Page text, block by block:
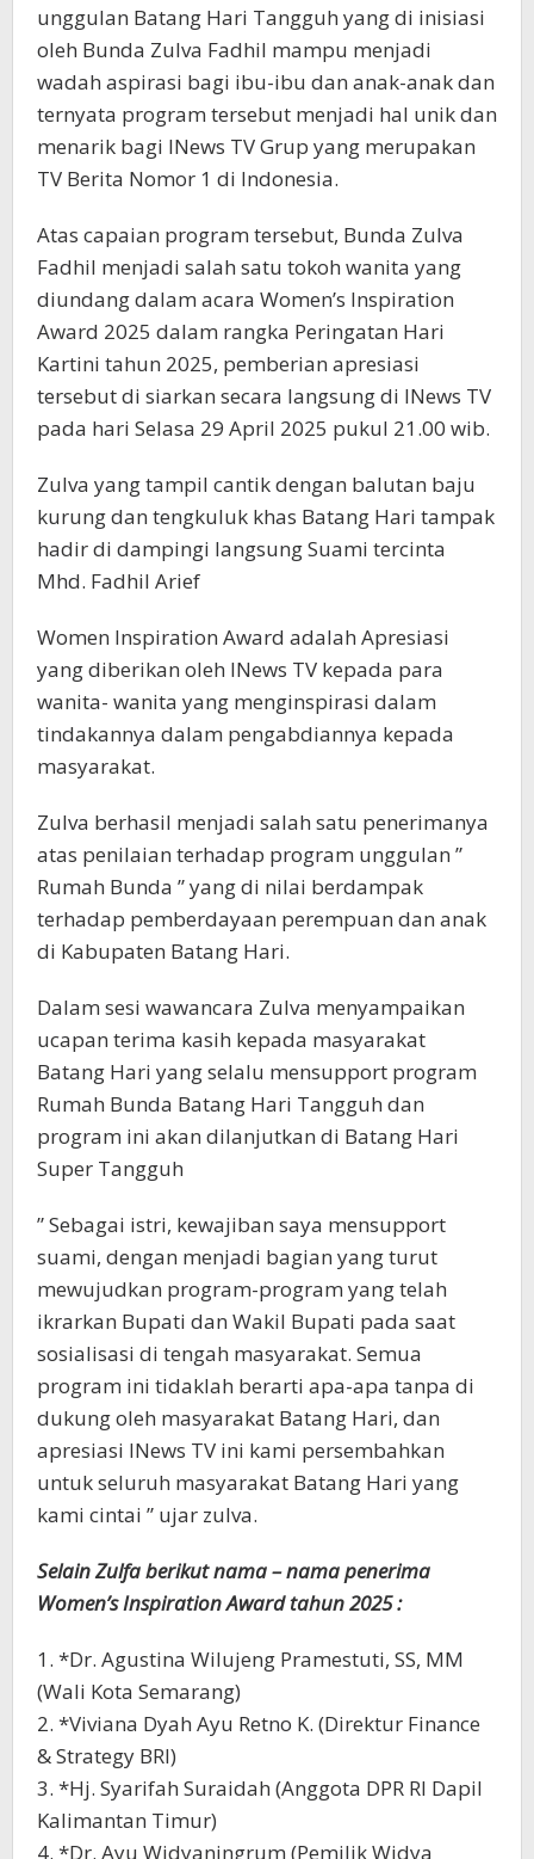
unggulan Batang Hari Tangguh yang di inisiasi
oleh Bunda Zulva Fadhil mampu menjadi
wadah aspirasi bagi ibu-ibu dan anak-anak dan
ternyata program tersebut menjadi hal unik dan
menarik bagi INews TV Grup yang merupakan
TV Berita Nomor 1 di Indonesia.
Atas capaian program tersebut, Bunda Zulva
Fadhil menjadi salah satu tokoh wanita yang
diundang dalam acara Women’s Inspiration
Award 2025 dalam rangka Peringatan Hari
Kartini tahun 2025, pemberian apresiasi
tersebut di siarkan secara langsung di INews TV
pada hari Selasa 29 April 2025 pukul 21.00 wib.
Zulva yang tampil cantik dengan balutan baju
kurung dan tengkuluk khas Batang Hari tampak
hadir di dampingi langsung Suami tercinta
Mhd. Fadhil Arief
Women Inspiration Award adalah Apresiasi
yang diberikan oleh INews TV kepada para
wanita- wanita yang menginspirasi dalam
tindakannya dalam pengabdiannya kepada
masyarakat.
Zulva berhasil menjadi salah satu penerimanya
atas penilaian terhadap program unggulan ”
Rumah Bunda ” yang di nilai berdampak
terhadap pemberdayaan perempuan dan anak
di Kabupaten Batang Hari.
Dalam sesi wawancara Zulva menyampaikan
ucapan terima kasih kepada masyarakat
Batang Hari yang selalu mensupport program
Rumah Bunda Batang Hari Tangguh dan
program ini akan dilanjutkan di Batang Hari
Super Tangguh
” Sebagai istri, kewajiban saya mensupport
suami, dengan menjadi bagian yang turut
mewujudkan program-program yang telah
ikrarkan Bupati dan Wakil Bupati pada saat
sosialisasi di tengah masyarakat. Semua
program ini tidaklah berarti apa-apa tanpa di
dukung oleh masyarakat Batang Hari, dan
apresiasi INews TV ini kami persembahkan
untuk seluruh masyarakat Batang Hari yang
kami cintai ” ujar zulva.
Selain Zulfa berikut nama – nama penerima
Women’s Inspiration Award tahun 2025 :
1. *Dr. Agustina Wilujeng Pramestuti, SS, MM
(Wali Kota Semarang)
2. *Viviana Dyah Ayu Retno K. (Direktur Finance
& Strategy BRI)
3. *Hj. Syarifah Suraidah (Anggota DPR RI Dapil
Kalimantan Timur)
4. *Dr. Ayu Widyaningrum (Pemilik Widya